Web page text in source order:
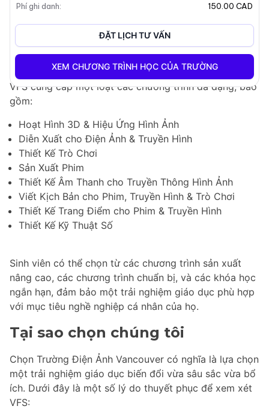
thuật truyền thông sáng tạo. Trường nằm ở trung tâm
sôi động của thành phố Vancouver, cung cấp cho sinh
viên quyền truy cập vào các cơ sở hiện đại và một
cộng đồng sáng tạo năng động.
VFS cung cấp một loạt các chương trình đa dạng, bao
gồm:
Hoạt Hình 3D & Hiệu Ứng Hình Ảnh
Diễn Xuất cho Điện Ảnh & Truyền Hình
Thiết Kế Trò Chơi
Sản Xuất Phim
Thiết Kế Âm Thanh cho Truyền Thông Hình Ảnh
Viết Kịch Bản cho Phim, Truyền Hình & Trò Chơi
Thiết Kế Trang Điểm cho Phim & Truyền Hình
Thiết Kế Kỹ Thuật Số
Sinh viên có thể chọn từ các chương trình sản xuất
nâng cao, các chương trình chuẩn bị, và các khóa học
ngắn hạn, đảm bảo một trải nghiệm giáo dục phù hợp
với mục tiêu nghề nghiệp cá nhân của họ.
Tại sao chọn chúng tôi
Chọn Trường Điện Ảnh Vancouver có nghĩa là lựa chọn
một trải nghiệm giáo dục biến đổi vừa sâu sắc vừa bổ
ích. Dưới đây là một số lý do thuyết phục để xem xét
VFS:
Phí ghi danh: 150.00 CAD
ĐẶT LỊCH TƯ VẤN
XEM CHƯƠNG TRÌNH HỌC CỦA TRƯỜNG